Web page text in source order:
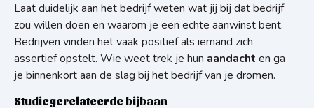
Laat duidelijk aan het bedrijf weten wat jij bij dat bedrijf
zou willen doen en waarom je een echte aanwinst bent.
Bedrijven vinden het vaak positief als iemand zich
assertief opstelt. Wie weet trek je hun aandacht en ga
je binnenkort aan de slag bij het bedrijf van je dromen.
Studiegerelateerde bijbaan